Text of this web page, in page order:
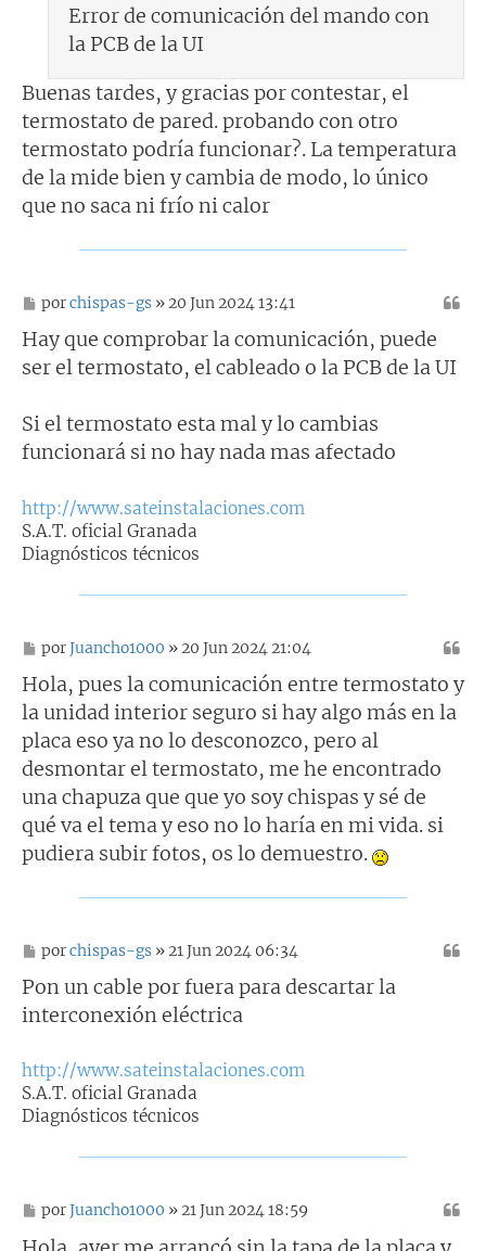
Error de comunicación del mando con
la PCB de la UI
Buenas tardes, y gracias por contestar, el
termostato de pared. probando con otro
termostato podría funcionar?. La temperatura
de la mide bien y cambia de modo, lo único
que no saca ni frío ni calor
M
n
a
porchispas-gs » 20 Jun 2024 13:41
Hay que comprobar la comunicación, puede
ser el termostato, el cableado o la PCB de la UI
Si el termostato esta mal y lo cambias
funcionará si no hay nada mas afectado
http://www.sateinstalaciones.com
S.A.T. oficial Granada
Diagnósticos técnicos
M
n
a
j
e
porJuancho1000 » 20 Jun 2024 21:04
Hola, pues la comunicación entre termostato y
la unidad interior seguro si hay algo más en la
placa eso ya no lo desconozco, pero al
desmontar el termostato, me he encontrado
una chapuza que que yo soy chispas y sé de
qué va el tema y eso no lo haría en mi vida. si
pudiera subir fotos, os lo demuestro.
M
n
a
porchispas-gs » 21 Jun 2024 06:34
Pon un cable por fuera para descartar la
interconexión eléctrica
http://www.sateinstalaciones.com
S.A.T. oficial Granada
Diagnósticos técnicos
M
n
porJuancho1000 » 21 Jun 2024 18:59